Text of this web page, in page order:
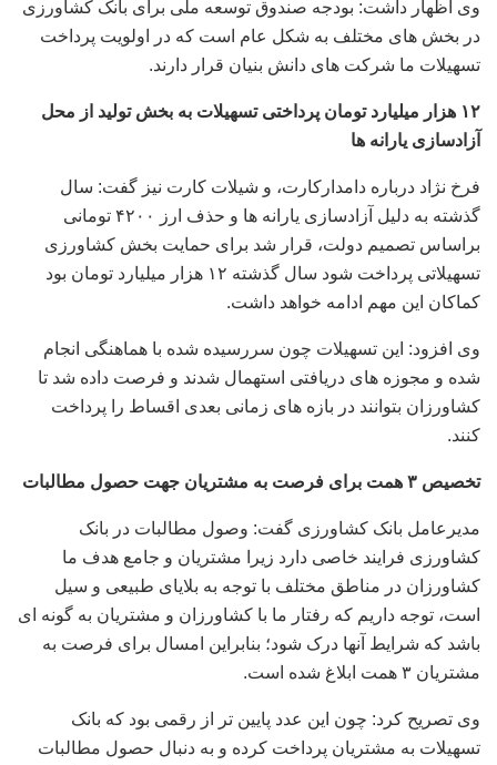
وی اظهار داشت: بودجه صندوق توسعه ملی برای بانک کشاورزی
در بخش های مختلف به شکل عام است که در اولویت پرداخت
تسهیلات ما شرکت های دانش بنیان قرار دارند.
۱۲ هزار میلیارد تومان پرداختی تسهیلات به بخش تولید از محل
آزادسازی یارانه ها
فرخ نژاد درباره دامدارکارت، و شیلات کارت نیز گفت: سال
گذشته به دلیل آزادسازی یارانه ها و حذف ارز ۴۲۰۰ تومانی
براساس تصمیم دولت، قرار شد برای حمایت بخش کشاورزی
تسهیلاتی پرداخت شود سال گذشته ۱۲ هزار میلیارد تومان بود
کماکان این مهم ادامه خواهد داشت.
وی افزود: این تسهیلات چون سررسیده شده با هماهنگی انجام
شده و مجوزه های دریافتی استهمال شدند و فرصت داده شد تا
کشاورزان بتوانند در بازه های زمانی بعدی اقساط را پرداخت
کنند.
تخصیص ۳ همت برای فرصت به مشتریان جهت حصول مطالبات
مدیرعامل بانک کشاورزی گفت: وصول مطالبات در بانک
کشاورزی فرایند خاصی دارد زیرا مشتریان و جامع هدف ما
کشاورزان در مناطق مختلف با توجه به بلایای طبیعی و سیل
است، توجه داریم که رفتار ما با کشاورزان و مشتریان به گونه ای
باشد که شرایط آنها درک شود؛ بنابراین امسال برای فرصت به
مشتریان ۳ همت ابلاغ شده است.
وی تصریح کرد: چون این عدد پایین تر از رقمی بود که بانک
تسهیلات به مشتریان پرداخت کرده و به دنبال حصول مطالبات